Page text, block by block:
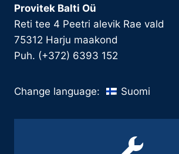
Provitek Balti Oü
Reti tee 4 Peetri alevik Rae vald
75312 Harju maakond
Puh. (+372) 6393 152
Change language: Suomi